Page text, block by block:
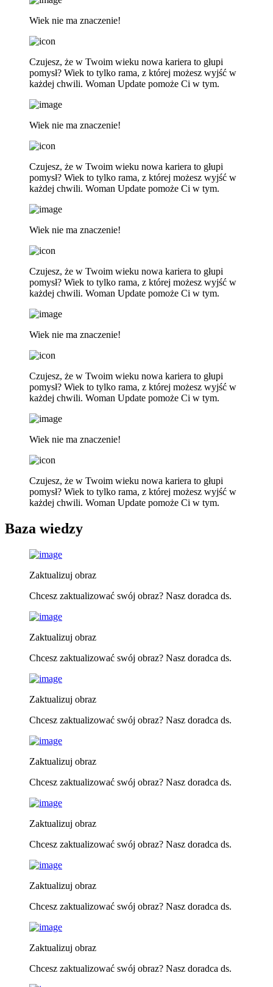
Wiek nie ma znaczenie!
Czujesz, że w Twoim wieku nowa kariera to głupi
pomysł? Wiek to tylko rama, z której możesz wyjść w
każdej chwili. Woman Update pomoże Ci w tym.
Wiek nie ma znaczenie!
Czujesz, że w Twoim wieku nowa kariera to głupi
pomysł? Wiek to tylko rama, z której możesz wyjść w
każdej chwili. Woman Update pomoże Ci w tym.
Wiek nie ma znaczenie!
Czujesz, że w Twoim wieku nowa kariera to głupi
pomysł? Wiek to tylko rama, z której możesz wyjść w
każdej chwili. Woman Update pomoże Ci w tym.
Wiek nie ma znaczenie!
Czujesz, że w Twoim wieku nowa kariera to głupi
pomysł? Wiek to tylko rama, z której możesz wyjść w
każdej chwili. Woman Update pomoże Ci w tym.
Wiek nie ma znaczenie!
Czujesz, że w Twoim wieku nowa kariera to głupi
pomysł? Wiek to tylko rama, z której możesz wyjść w
każdej chwili. Woman Update pomoże Ci w tym.
Baza wiedzy
Zaktualizuj obraz
Chcesz zaktualizować swój obraz? Nasz doradca ds.
Zaktualizuj obraz
Chcesz zaktualizować swój obraz? Nasz doradca ds.
Zaktualizuj obraz
Chcesz zaktualizować swój obraz? Nasz doradca ds.
Zaktualizuj obraz
Chcesz zaktualizować swój obraz? Nasz doradca ds.
Zaktualizuj obraz
Chcesz zaktualizować swój obraz? Nasz doradca ds.
Zaktualizuj obraz
Chcesz zaktualizować swój obraz? Nasz doradca ds.
Zaktualizuj obraz
Chcesz zaktualizować swój obraz? Nasz doradca ds.